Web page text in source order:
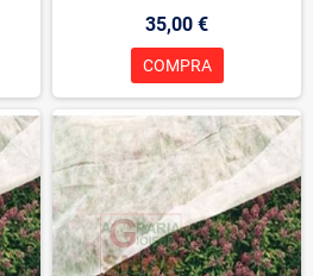
35,00 €
COMPRA